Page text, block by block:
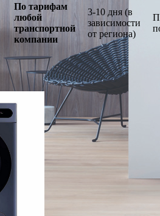
По тарифам
любой
транспортной
компании
3-10 дня (в
зависимости
от региона)